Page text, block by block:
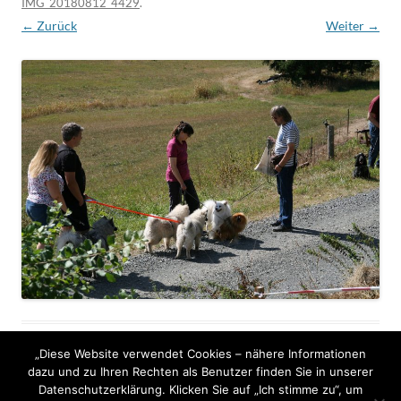
IMG_20180812_4429.
← Zurück Weiter →
„Diese Website verwendet Cookies – nähere Informationen
dazu und zu Ihren Rechten als Benutzer finden Sie in unserer
Datenschutzerklärung. Klicken Sie auf „Ich stimme zu“, um